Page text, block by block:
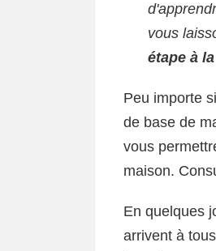
vous
étape à
Peu importe
de base de
vous
maison.
En quelques
arrivent à